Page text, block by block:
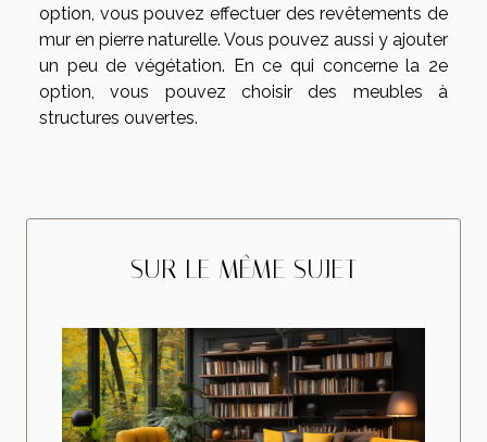
option, vous pouvez effectuer des revêtements de
mur en pierre naturelle. Vous pouvez aussi y ajouter
un peu de végétation. En ce qui concerne la 2e
option, vous pouvez choisir des meubles à
structures ouvertes.
SUR LE MÊME SUJET